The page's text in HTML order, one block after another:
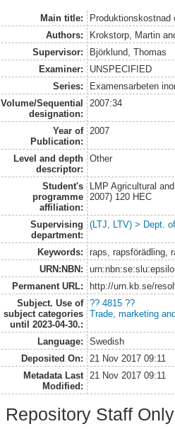
Main title:
Produktionskostnad
Authors:
Krokstorp, Martin
Supervisor:
Björklund, Thomas
Examiner:
UNSPECIFIED
Series:
Examensarbeten
Volume/Sequential
designation:
2007:34
Year of
Publication:
2007
Level and depth
descriptor:
Other
Student's
programme
affiliation:
LMP Agricultural
2007) 120 HEC
Supervising
department:
(LTJ, LTV) > Dept.
Keywords:
raps, rapsförädling,
URN:NBN:
Permanent URL:
http://urn.kb.se/
Subject. Use of
subject categories
until 2023-04-30.:
?? 4815 ??
Trade, marketing
Language:
Swedish
Deposited On:
21 Nov 2017 09:11
Metadata Last
Modified:
21 Nov 2017 09:11
Repository Staff